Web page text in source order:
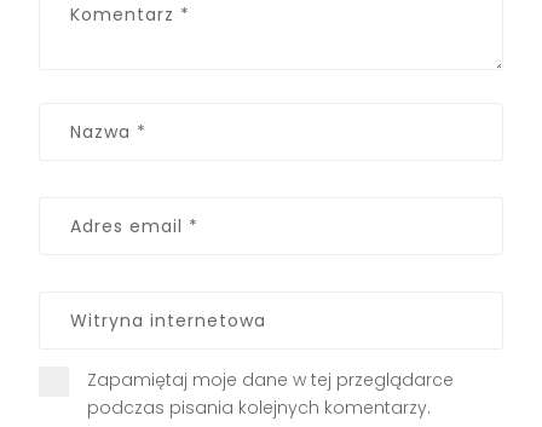
Zapamiętaj moje dane w tej przeglądarce
podczas pisania kolejnych komentarzy.